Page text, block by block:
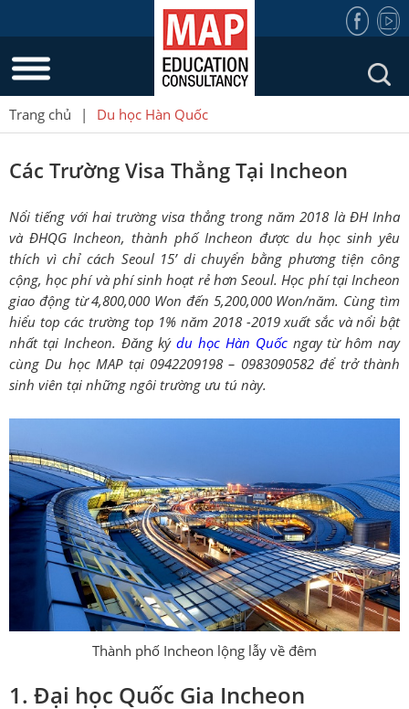
Trang chủ | Du học Hàn Quốc
Các Trường Visa Thẳng Tại Incheon
Nổi tiếng với hai trường visa thẳng trong năm 2018 là ĐH Inha
và ĐHQG Incheon, thành phố Incheon được du học sinh yêu
thích vì chỉ cách Seoul 15’ di chuyển bằng phương tiện công
cộng, học phí và phí sinh hoạt rẻ hơn Seoul. Học phí tại Incheon
giao động từ 4,800,000 Won đến 5,200,000 Won/năm. Cùng tìm
hiểu top các trường top 1% năm 2018 -2019 xuất sắc và nổi bật
nhất tại Incheon. Đăng kýdu học Hàn Quốcngay từ hôm nay
cùng Du học MAP tại 0942209198 – 0983090582 để trở thành
sinh viên tại những ngôi trường ưu tú này.
Thành phố Incheon lộng lẫy về đêm
1. Đại học Quốc Gia Incheon